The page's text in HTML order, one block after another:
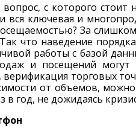
с которого стоит
вся ключевая и
За
что наведение
работы с базой
и посещений могут
торговых
от объемов,
в год, не дожидаясь